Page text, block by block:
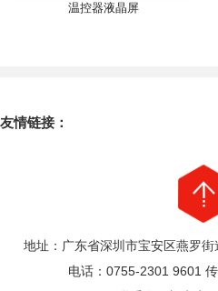
温控器液晶屏
友情链接：
地址：广东省深圳市宝安区燕罗
电话：0755-2301 9601